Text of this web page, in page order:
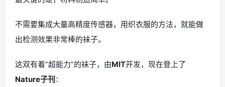
不需要集成大量高精度传感器，用织衣服的方法，就能做
出检测效果非常棒的袜子。
这双有着“超能力”的袜子，由MIT开发，现在登上了
Nature子刊 ：